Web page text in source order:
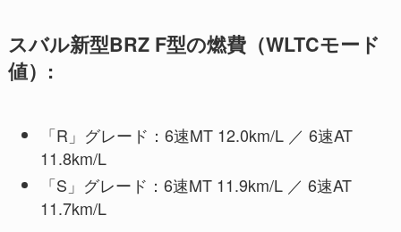
スバル新型BRZ F型の燃費（WLTCモード
値）:
「R」グレード：6速MT 12.0km/L ／ 6速AT
11.8km/L
「S」グレード：6速MT 11.9km/L ／ 6速AT
11.7km/L